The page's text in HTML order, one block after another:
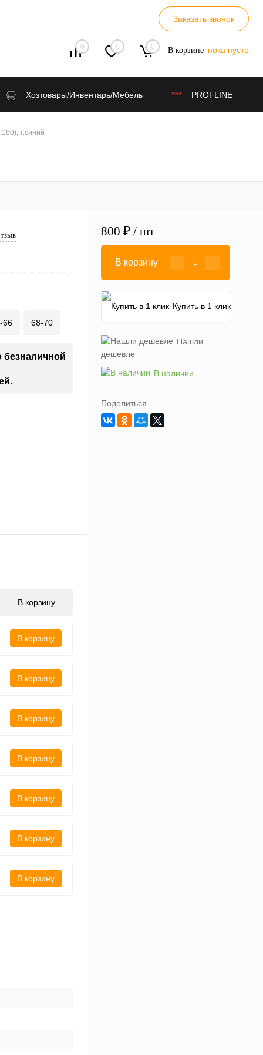
Заказать звонок
0 0 0 В корзине пока пусто
Хозтовары/Инвентарь/Мебель PROFLINE
т.синий
66 68-70
безналичной
В корзину
В корзину
В корзину
В корзину
В корзину
В корзину
В корзину
В корзину
800 ₽ / шт
В корзину
Купить в 1 клик
Нашли
дешевле
В наличии
Поделиться